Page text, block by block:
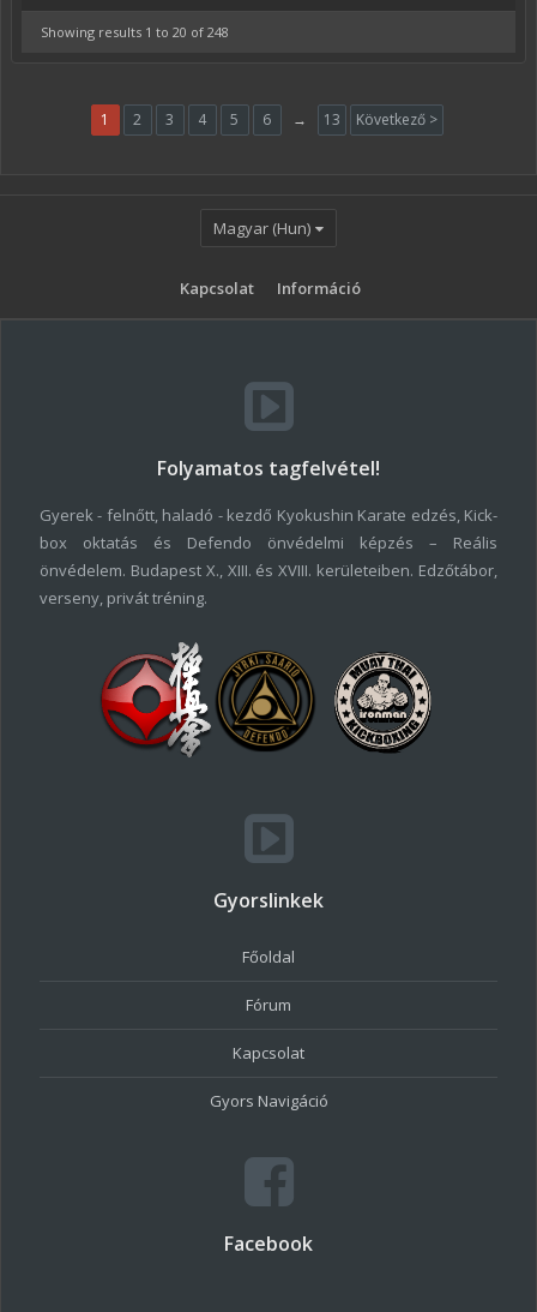
Showing results 1 to 20 of 248
1 2 3 4 5 6 → 13 Következő >
Magyar (Hun)
Kapcsolat Információ
Folyamatos tagfelvétel!
Gyerek - felnőtt, haladó - kezdő Kyokushin Karate edzés, Kick-
box oktatás és Defendo önvédelmi képzés – Reális
önvédelem. Budapest X., XIII. és XVIII. kerületeiben. Edzőtábor,
verseny, privát tréning.
Gyorslinkek
Főoldal
Fórum
Kapcsolat
Gyors Navigáció
Facebook